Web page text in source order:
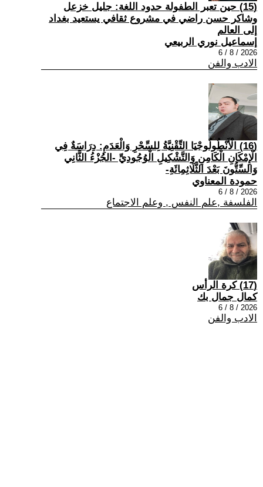
(15) حين تعبر الطفولة حدود اللغة: جليل خزعل
وشاكر حسن راضي في مشروع ثقافي يستعيد بغداد
إلى العالم
إسماعيل نوري الربيعي
2026 / 8 / 6
الادب والفن
(16) الْأَنْطُولُوجْيَا التِّقْنِيَّةُ لِلسِّحْرِ وَالْعَدَمِ: دِرَاسَةٌ فِي
الْإِمْكَانِ الْكَامِنِ وَالتَّشْكِيلِ الْوُجُودِيِّ -الجُزْءُ الثَّانِي
وَالسِّتُّونَ بَعْدَ الثَّلَاثِمِائَةِ-
حمودة المعناوي
2026 / 8 / 6
الفلسفة ,علم النفس , وعلم الاجتماع
(17) كرة الرأس
كمال جمال بك
2026 / 8 / 6
الادب والفن